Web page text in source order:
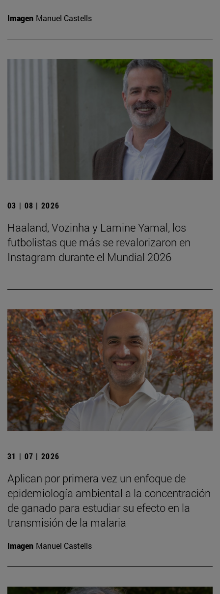
Imagen Manuel Castells
03 | 08 | 2026
Haaland, Vozinha y Lamine Yamal, los
futbolistas que más se revalorizaron en
Instagram durante el Mundial 2026
31 | 07 | 2026
Aplican por primera vez un enfoque de
epidemiología ambiental a la concentración
de ganado para estudiar su efecto en la
transmisión de la malaria
Imagen Manuel Castells